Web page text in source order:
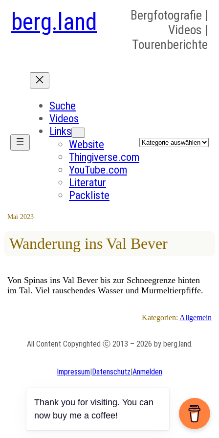
berg.land
Bergfotografie |
Videos |
Tourenberichte
Suche
Videos
Links
Website
Thingiverse.com
YouTube.com
Literatur
Packliste
Kategorien
Mai 2023
Wanderung ins Val Bever
Von Spinas ins Val Bever bis zur Schneegrenze hinten
im Tal. Viel rauschendes Wasser und Murmeltierpfiffe.
Kategorien: Allgemein
All Content Copyrighted ⓒ 2013 – 2026 by berg.land.
Impressum|Datenschutz|Anmelden
Thank you for visiting. You can
now buy me a coffee!